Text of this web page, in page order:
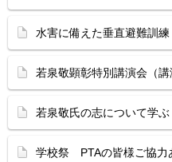
水害に備えた垂直避難訓練
若泉敬顕彰特別講演会（講
若泉敬氏の志について学ぶ
学校祭 PTAの皆様ご協力